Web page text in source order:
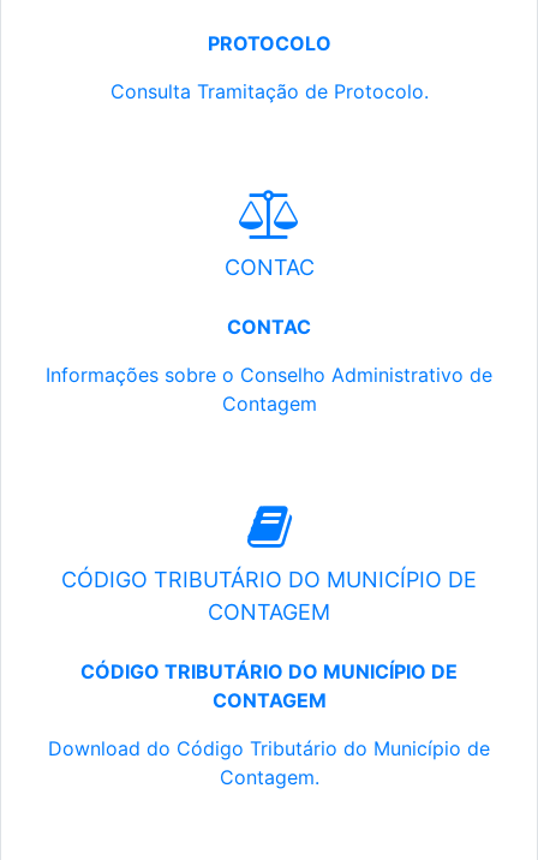
PROTOCOLO
Consulta Tramitação de Protocolo.
CONTAC
CONTAC
Informações sobre o Conselho Administrativo de
Contagem
CÓDIGO TRIBUTÁRIO DO MUNICÍPIO DE
CONTAGEM
CÓDIGO TRIBUTÁRIO DO MUNICÍPIO DE
CONTAGEM
Download do Código Tributário do Município de
Contagem.